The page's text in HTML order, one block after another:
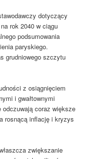
dotyczący
rok 2040 w ciągu
podsumowania
paryskiego.
grudniowego szczytu
z osiągnięciem
i gwałtownymi
coraz większe
rosnącą inflację i kryzys
zwiększanie